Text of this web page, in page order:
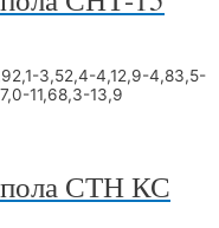
2,1-3,52,4-4,12,9-4,83,5-
7,0-11,68,3-13,9
пола СТН КС